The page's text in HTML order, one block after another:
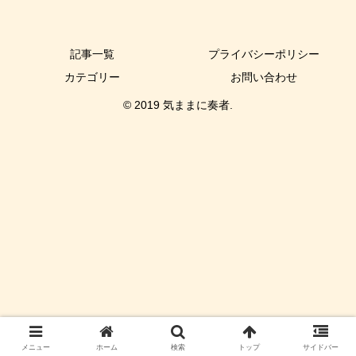
記事一覧
プライバシーポリシー
カテゴリー
お問い合わせ
© 2019 気ままに奏者.
メニュー ホーム 検索 トップ サイドバー